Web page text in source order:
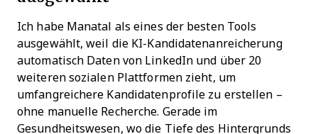
Ich habe Manatal als eines der besten Tools
ausgewählt, weil die KI-Kandidatenanreicherung
automatisch Daten von LinkedIn und über 20
weiteren sozialen Plattformen zieht, um
umfangreichere Kandidatenprofile zu erstellen –
ohne manuelle Recherche. Gerade im
Gesundheitswesen, wo die Tiefe des Hintergrunds